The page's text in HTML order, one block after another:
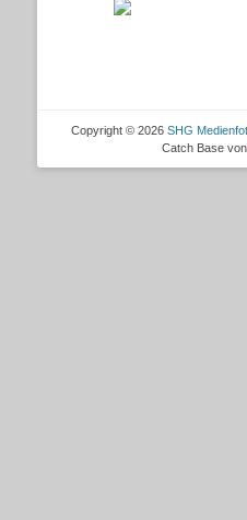
Copyright © 2026 SHG
Catch Base von